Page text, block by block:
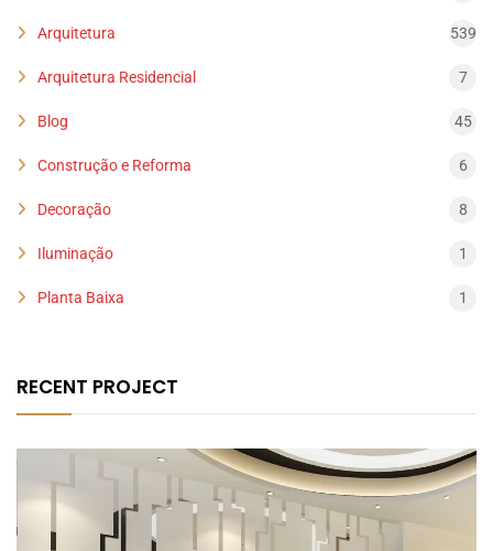
Arquitetura 539
Arquitetura Residencial 7
Blog 45
Construção e Reforma 6
Decoração 8
Iluminação 1
Planta Baixa 1
RECENT PROJECT